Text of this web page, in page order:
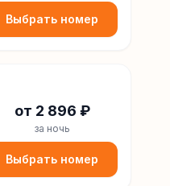
Выбрать номер
от 2 896 ₽
за ночь
Выбрать номер